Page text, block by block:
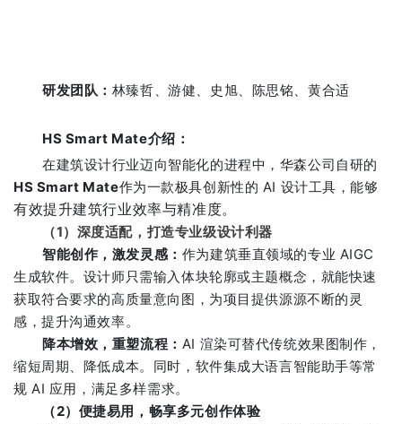
研发团队 ： 林臻哲、游健、史旭、陈思铭、黄合适
HS Smart Mate介绍 ：
在建筑设计行业迈向智能化的进程中，华森公司自研的
HS Smart Mate作为一款极具创新性的 AI 设计工具，能够
有效提升建筑行业效率与精准度。
（1）深度适配，打造专业级设计利器
智能创作，激发灵感： 作为建筑垂直领域的专业 AIGC
生成软件。设计师只需输入体块轮廓或主题概念，就能快速
获取符合要求的高质量意向图，为项目提供源源不断的灵
感，提升沟通效率。
降本增效，重塑流程 ： AI 渲染可替代传统效果图制作，
缩短周期、降低成本。同时，软件集成大语言智能助手等常
规 AI 应用，满足多样需求。
（2）便捷易用，畅享多元创作体验